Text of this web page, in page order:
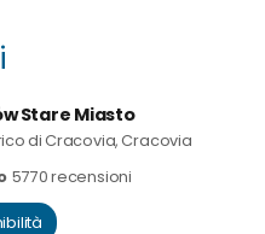
Stare Miasto
di Cracovia, Cracovia
5770 recensioni